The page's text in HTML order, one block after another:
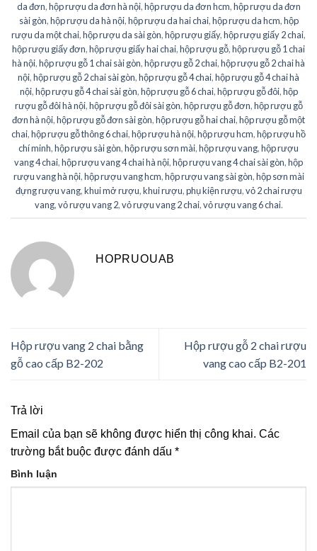
da đơn,hộp rượu da đơn hà nội,hộp rượu da đơn hcm,hộp rượu da đơn
sài gòn,hộp rượu da hà nội,hộp rượu da hai chai,hộp rượu da hcm,hộp
rượu da một chai,hộp rượu da sài gòn,hộp rượu giấy,hộp rượu giấy 2 chai,
hộp rượu giấy đơn,hộp rượu giấy hai chai,hộp rượu gỗ,hộp rượu gỗ 1 chai
hà nội,hộp rượu gỗ 1 chai sài gòn,hộp rượu gỗ 2 chai,hộp rượu gỗ 2 chai hà
nội,hộp rượu gỗ 2 chai sài gòn,hộp rượu gỗ 4 chai,hộp rượu gỗ 4 chai hà
nội,hộp rượu gỗ 4 chai sài gòn,hộp rượu gỗ 6 chai,hộp rượu gỗ đôi,hộp
rượu gỗ đôi hà nội,hộp rượu gỗ đôi sài gòn,hộp rượu gỗ đơn,hộp rượu gỗ
đơn hà nội,hộp rượu gỗ đơn sài gòn,hộp rượu gỗ hai chai,hộp rượu gỗ một
chai,hộp rượu gỗ thông 6 chai,hộp rượu hà nội,hộp rượu hcm,hộp rượu hồ
chí minh,hộp rượu sài gòn,hộp rượu sơn mài,hộp rượu vang,hộp rượu
vang 4 chai,hộp rượu vang 4 chai hà nội,hộp rượu vang 4 chai sài gòn,hộp
rượu vang hà nội,hộp rượu vang hcm,hộp rượu vang sài gòn,hộp sơn mài
đựng rượu vang,khui mở rượu,khui rượu,phụ kiện rượu,vỏ 2 chai rượu
vang,vỏ rượu vang 2,vỏ rượu vang 2 chai,vỏ rượu vang 6 chai.
HOPRUOUAB
Hộp rượu vang 2 chai bằng
gỗ cao cấp B2-202
Hộp rượu gỗ 2 chai rượu
vang cao cấp B2-201
Trả lời
Email của bạn sẽ không được hiển thị công khai. Các
trường bắt buộc được đánh dấu *
Bình luận